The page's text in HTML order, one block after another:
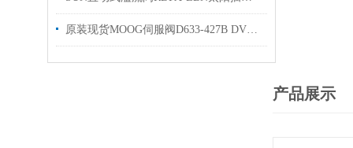
原装现货MOOG伺服阀D633-427B DVV伺服阀样本
产品展示